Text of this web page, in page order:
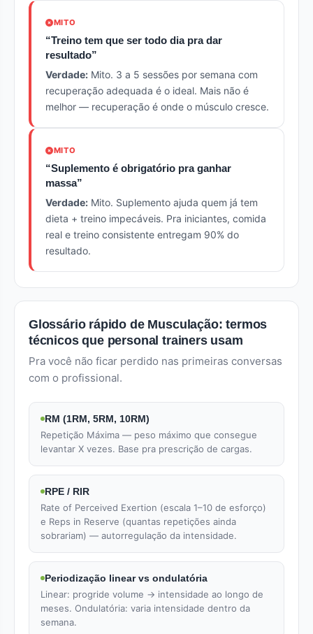
MITO
“Treino tem que ser todo dia pra dar
resultado”
Verdade: Mito. 3 a 5 sessões por semana com
recuperação adequada é o ideal. Mais não é
melhor — recuperação é onde o músculo cresce.
MITO
“Suplemento é obrigatório pra ganhar
massa”
Verdade: Mito. Suplemento ajuda quem já tem
dieta + treino impecáveis. Pra iniciantes, comida
real e treino consistente entregam 90% do
resultado.
Glossário rápido de Musculação: termos
técnicos que personal trainers usam
Pra você não ficar perdido nas primeiras conversas
com o profissional.
RM (1RM, 5RM, 10RM)
Repetição Máxima — peso máximo que consegue
levantar X vezes. Base pra prescrição de cargas.
RPE / RIR
Rate of Perceived Exertion (escala 1–10 de esforço)
e Reps in Reserve (quantas repetições ainda
sobrariam) — autorregulação da intensidade.
Periodização linear vs ondulatória
Linear: progride volume → intensidade ao longo de
meses. Ondulatória: varia intensidade dentro da
semana.